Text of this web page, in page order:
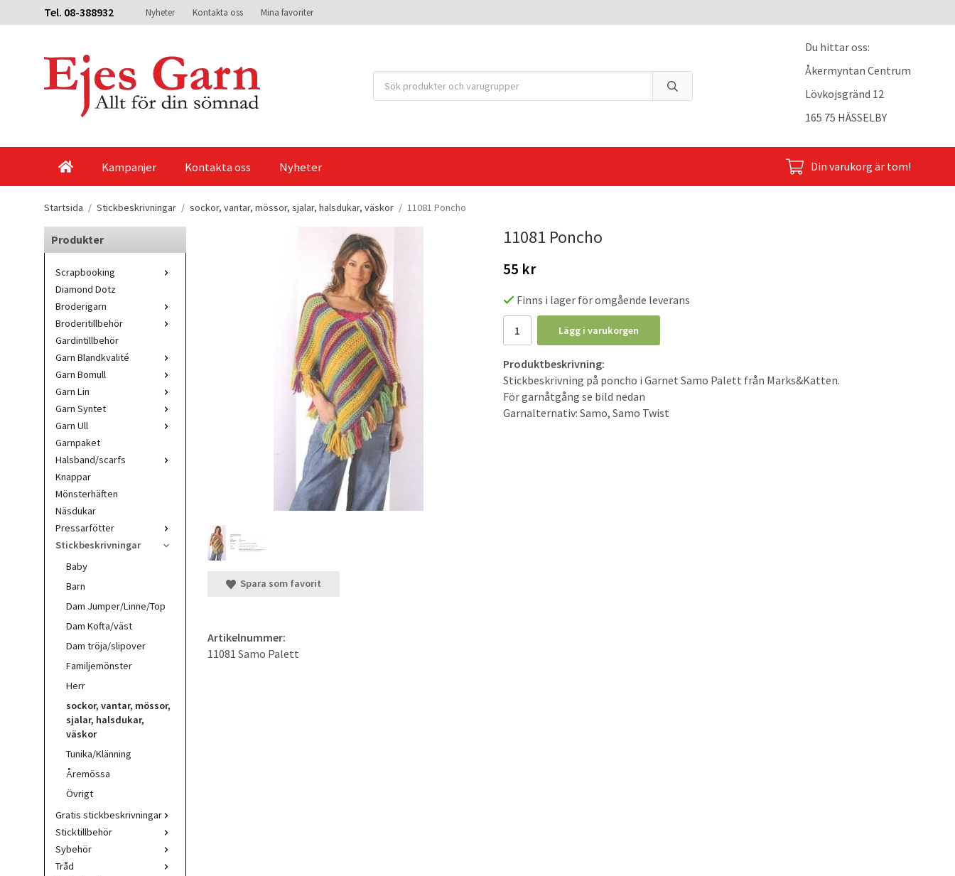
Tel. 08-388932 Nyheter Kontakta oss Mina favoriter
Du hittar oss:
Åkermyntan Centrum
Lövkojsgränd 12
165 75 HÄSSELBY
Kampanjer Kontakta oss Nyheter Din varukorg är tom!
Startsida / Stickbeskrivningar / sockor, vantar, mössor, sjalar, halsdukar, väskor / 11081 Poncho
Produkter
Scrapbooking
Diamond Dotz
Broderigarn
Broderitillbehör
Gardintillbehör
Garn Blandkvalité
Garn Bomull
Garn Lin
Garn Syntet
Garn Ull
Garnpaket
Halsband/scarfs
Knappar
Mönsterhäften
Näsdukar
Pressarfötter
Stickbeskrivningar
Baby
Barn
Dam Jumper/Linne/Top
Dam Kofta/väst
Dam tröja/slipover
Familjemönster
Herr
sockor, vantar, mössor,
sjalar, halsdukar,
väskor
Tunika/Klänning
Åremössa
Övrigt
Gratis stickbeskrivningar
Sticktillbehör
Sybehör
Tråd
11081 Poncho
55 kr
Finns i lager för omgående leverans
Lägg i varukorgen
Produktbeskrivning:
Stickbeskrivning på poncho i Garnet Samo Palett från Marks&Katten.
För garnåtgång se bild nedan
Garnalternativ: Samo, Samo Twist
Spara som favorit
Artikelnummer:
11081 Samo Palett